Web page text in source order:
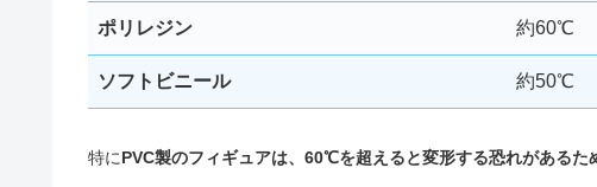
ポリレジン 約60℃
ソフトビニール 約50℃
特にPVC製のフィギュアは、60℃を超えると変形する恐れがあるた